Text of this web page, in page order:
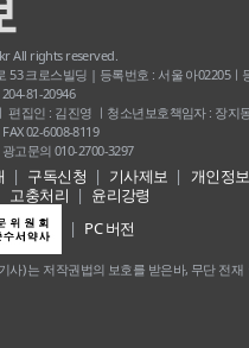
All rights reserved.
53 크로스빌딩 | 등록번호 : 서울 아02205ㅣ
81-20946
편집인 : 김진영 ㅣ청소년보호책임자 : 장지
02-6008-8119
고문의 010-2700-3297
구독신청 기사제보
개인정
고충처리
윤리강령
PC 버전
사) 는 저작권법의 보호를 받은바, 무단 전